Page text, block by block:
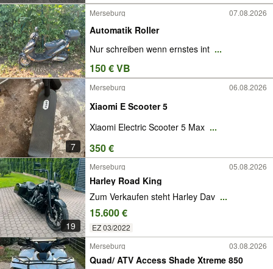
Merseburg
07.08.2026
Automatik Roller
Nur schreiben wenn ernstes int ...
150 € VB
7
Merseburg 06.08.2026
Xiaomi E Scooter 5
Xiaomi Electric Scooter 5 Max ...
350 €
19
Merseburg 05.08.2026
Harley Road King
Zum Verkaufen steht Harley Dav ...
15.600 €
EZ 03/2022
Merseburg 03.08.2026
Quad/ ATV Access Shade Xtreme 850